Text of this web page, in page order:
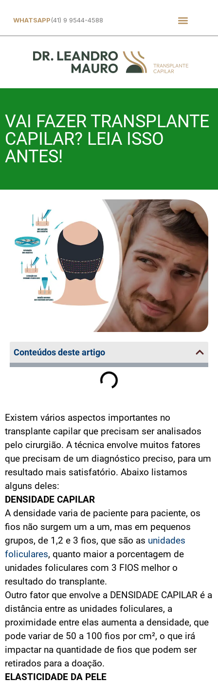
WHATSAPP(41) 9 9544-4588
VAI FAZER TRANSPLANTE
CAPILAR? LEIA ISSO
ANTES!
Conteúdos deste artigo
Existem vários aspectos importantes no
transplante capilar que precisam ser analisados
pelo cirurgião. A técnica envolve muitos fatores
que precisam de um diagnóstico preciso, para um
resultado mais satisfatório. Abaixo listamos
alguns deles:
DENSIDADE CAPILAR
A densidade varia de paciente para paciente, os
fios não surgem um a um, mas em pequenos
grupos, de 1,2 e 3 fios, que são as unidades
foliculares, quanto maior a porcentagem de
unidades foliculares com 3 FIOS melhor o
resultado do transplante.
Outro fator que envolve a DENSIDADE CAPILAR é a
distância entre as unidades foliculares, a
proximidade entre elas aumenta a densidade, que
pode variar de 50 a 100 fios por cm², o que irá
impactar na quantidade de fios que podem ser
retirados para a doação.
ELASTICIDADE DA PELE